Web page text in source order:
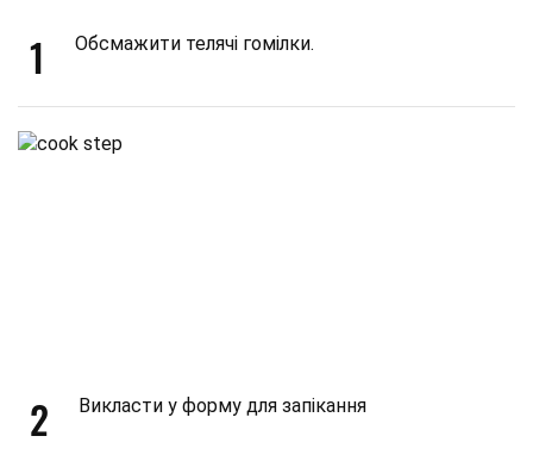
1 Обсмажити телячі гомілки.
2 Викласти у форму для запікання